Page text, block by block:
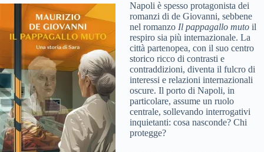
Napoli è spesso protagonista dei
romanzi di de Giovanni, sebbene
nel romanzo Il pappagallo muto il
respiro sia più internazionale. La
città partenopea, con il suo centro
storico ricco di contrasti e
contraddizioni, diventa il fulcro di
interessi e relazioni internazionali
oscure. Il porto di Napoli, in
particolare, assume un ruolo
centrale, sollevando interrogativi
inquietanti: cosa nasconde? Chi
protegge?